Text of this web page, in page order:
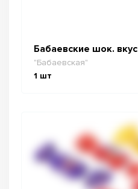
Бабаевские шок. вкус
"Бабаевская"
1 шт